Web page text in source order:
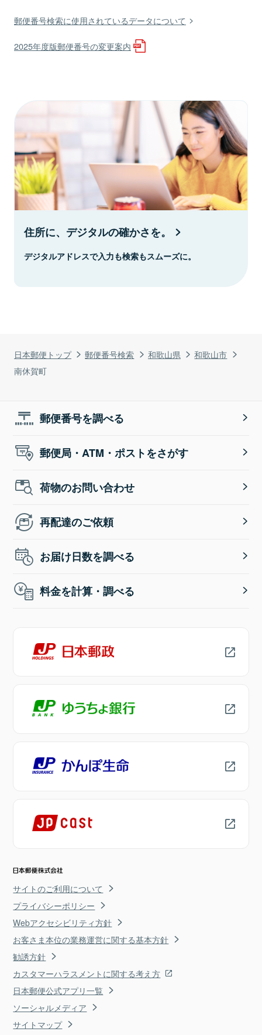
日本郵便トップ 郵便番号検索 和歌山県
和歌山市
南休賀町
郵便番号検索に使用されているデータについて
2025年度版郵便番号の変更案内
住所に、デジタルの確かさを。
デジタルアドレスで入力も検索もスムーズに。
郵便番号を調べる
郵便局・ATM・ポストをさがす
荷物のお問い合わせ
再配達のご依頼
お届け日数を調べる
料金を計算・調べる
サイトのご利用について
プライバシーポリシー
Webアクセシビリティ方針
お客さま本位の業務運営に関する基本方針
勧誘方針
カスタマーハラスメントに関する考え方
日本郵便公式アプリ一覧
ソーシャルメディア
サイトマップ